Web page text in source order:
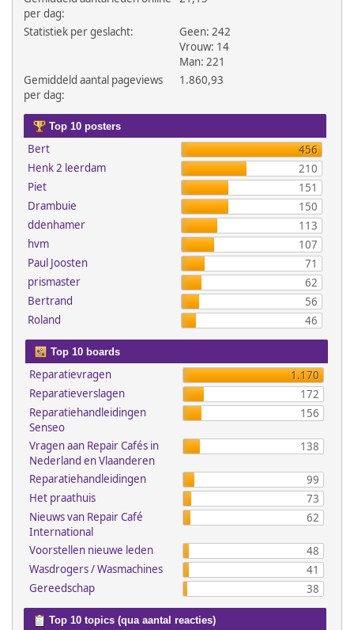
per dag:
Statistiek per geslacht:
Geen: 242
Vrouw: 14
Man: 221
Gemiddeld aantal pageviews
per dag:
1.860,93
Top 10 posters
Bert
456
Henk 2 leerdam
210
Piet
151
Drambuie
150
ddenhamer
113
hvm
107
Paul Joosten
71
prismaster
62
Bertrand
56
Roland
46
Top 10 boards
Reparatievragen
1.170
Reparatieverslagen
172
Reparatiehandleidingen
Senseo
156
Vragen aan Repair Cafés in
Nederland en Vlaanderen
138
Reparatiehandleidingen
99
Het praathuis
73
Nieuws van Repair Café
International
62
Voorstellen nieuwe leden
48
Wasdrogers / Wasmachines
41
Gereedschap
38
Top 10 topics (qua aantal reacties)